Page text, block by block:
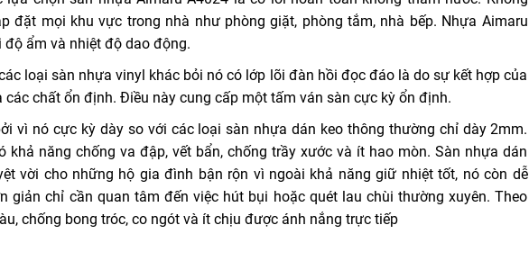
đặt mọi khu vực trong nhà như phòng giặt, phòng tắm, nhà bếp. Nhựa Aimaru
ẩm và nhiệt độ dao động.
loại sàn nhựa vinyl khác bỏi nó có lớp lõi đàn hồi đọc đáo là do sự kết hợp của
chất ổn định. Điều này cung cấp một tấm ván sàn cực kỳ ổn định.
vì nó cực kỳ dày so với các loại sàn nhựa dán keo thông thường chỉ dày 2mm.
khả năng chống va đập, vết bẩn, chống trầy xước và ít hao mòn. Sàn nhựa dán
vời cho những hộ gia đình bận rộn vì ngoài khả năng giữ nhiệt tốt, nó còn dễ
giản chỉ cần quan tâm đến việc hút bụi hoặc quét lau chùi thường xuyên. Theo
chống bong tróc, co ngót và ít chịu được ánh nắng trực tiếp